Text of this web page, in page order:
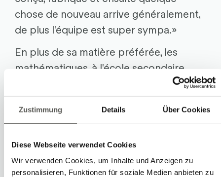
Zustimmung Details Über Cookies
Diese Webseite verwendet Cookies
Wir verwenden Cookies, um Inhalte und Anzeigen zu
personalisieren, Funktionen für soziale Medien anbieten zu
chose de nouveau arrive généralement,
de plus l'équipe est super sympa.»
En plus de sa matière préférée, les
mathématiques, à l'école secondaire
optionnelles physique et chimie, où il
pouvait réaliser des applications
libre en été en faisant du canoë sur l'Aar